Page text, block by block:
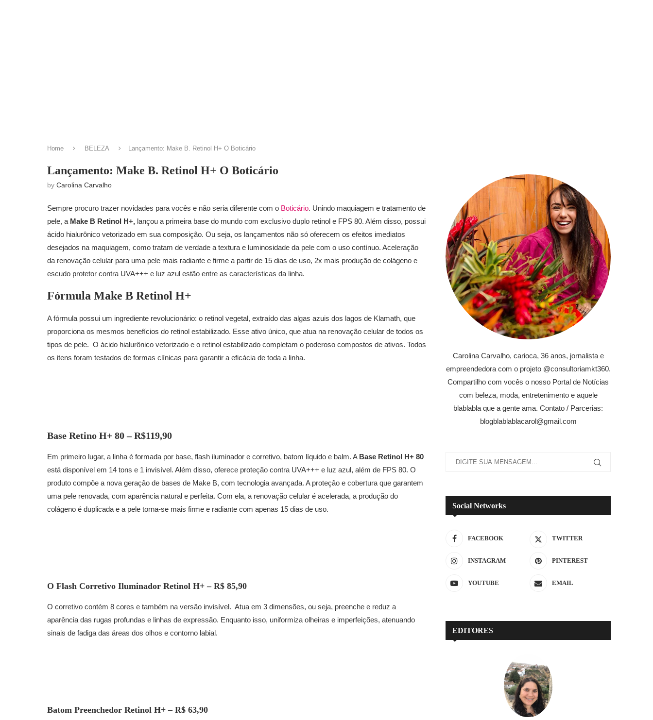
Home BELEZA Lançamento: Make B. Retinol H+ O Boticário
Lançamento: Make B. Retinol H+ O Boticário
by Carolina Carvalho
Sempre procuro trazer novidades para vocês e não seria diferente com o Boticário. Unindo maquiagem e tratamento de
pele, a Make B Retinol H+, lançou a primeira base do mundo com exclusivo duplo retinol e FPS 80. Além disso, possui
ácido hialurônico vetorizado em sua composição. Ou seja, os lançamentos não só oferecem os efeitos imediatos
desejados na maquiagem, como tratam de verdade a textura e luminosidade da pele com o uso contínuo. Aceleração
da renovação celular para uma pele mais radiante e firme a partir de 15 dias de uso, 2x mais produção de colágeno e
escudo protetor contra UVA+++ e luz azul estão entre as características da linha.
Fórmula Make B Retinol H+
A fórmula possui um ingrediente revolucionário: o retinol vegetal, extraído das algas azuis dos lagos de Klamath, que
proporciona os mesmos benefícios do retinol estabilizado. Esse ativo único, que atua na renovação celular de todos os
tipos de pele. O ácido hialurônico vetorizado e o retinol estabilizado completam o poderoso compostos de ativos. Todos
os itens foram testados de formas clínicas para garantir a eficácia de toda a linha.
Base Retino H+ 80 – R$119,90
Em primeiro lugar, a linha é formada por base, flash iluminador e corretivo, batom líquido e balm. A Base Retinol H+ 80
está disponível em 14 tons e 1 invisível. Além disso, oferece proteção contra UVA+++ e luz azul, além de FPS 80. O
produto compõe a nova geração de bases de Make B, com tecnologia avançada. A proteção e cobertura que garantem
uma pele renovada, com aparência natural e perfeita. Com ela, a renovação celular é acelerada, a produção do
colágeno é duplicada e a pele torna-se mais firme e radiante com apenas 15 dias de uso.
O Flash Corretivo Iluminador Retinol H+ – R$ 85,90
O corretivo contém 8 cores e também na versão invisível. Atua em 3 dimensões, ou seja, preenche e reduz a
aparência das rugas profundas e linhas de expressão. Enquanto isso, uniformiza olheiras e imperfeições, atenuando
sinais de fadiga das áreas dos olhos e contorno labial.
Batom Preenchedor Retinol H+ – R$ 63,90
Carolina Carvalho, carioca, 36 anos, jornalista e
empreendedora com o projeto @consultoriamkt360.
Compartilho com vocês o nosso Portal de Notícias
com beleza, moda, entretenimento e aquele
blablabla que a gente ama. Contato / Parcerias:
blogblablablacarol@gmail.com
Social Networks
FACEBOOK TWITTER
INSTAGRAM PINTEREST
YOUTUBE EMAIL
EDITORES